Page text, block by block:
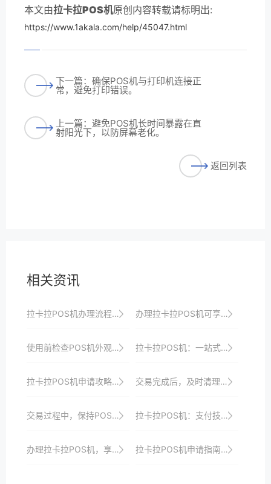
本文由拉卡拉POS机原创内容转载请标明出:
https://www.1akala.com/help/45047.html
下一篇：确保POS机与打印机连接正
常，避免打印错误。
上一篇：避免POS机长时间暴露在直
射阳光下，以防屏幕老化。
返回列表
相关资讯
拉卡拉POS机办理流程优化：更快更便捷地开启收银之旅以满足商家快速响应市场需求并实现数字化转型与升级目标 办理拉卡拉POS机可享受一站式收银解决方案、安全保障、专业支付服务以及定制化解决方案以满足商家个性化需求
使用前检查POS机外观，确保无损坏或异常。 拉卡拉POS机：一站式支付服务，轻松管理账务
拉卡拉POS机申请攻略：如何避免申请失败？ 交易完成后，及时清理POS机上的指纹或污渍。
交易过程中，保持POS机屏幕清洁，避免影响操作。 拉卡拉POS机：支付技术的新篇章，引领未来
办理拉卡拉POS机，享受便捷高效的收银体验、一站式解决方案与全方位服务 拉卡拉POS机申请指南：一站式解决支付难题